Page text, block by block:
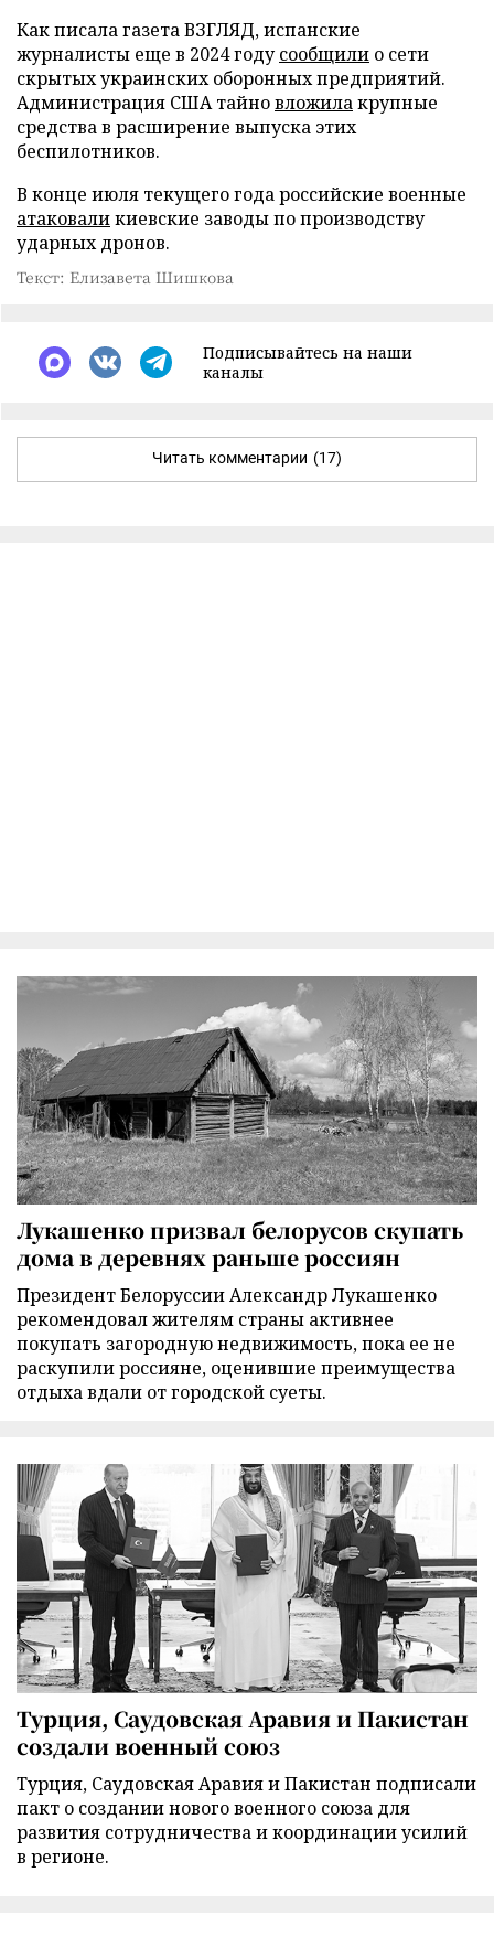
Как писала газета ВЗГЛЯД, испанские
журналисты еще в 2024 годусообщили о сети
скрытых украинских оборонных предприятий.
Администрация США тайновложилакрупные
средства в расширение выпуска этих
беспилотников.
В конце июля текущего года российские военные
атаковаликиевские заводы по производству
ударных дронов.
Текст: Елизавета Шишкова
Подписывайтесь на наши
каналы
Читать комментарии (17)
Лукашенко призвал белорусов скупать
дома в деревнях раньше россиян
Президент Белоруссии Александр Лукашенко
рекомендовал жителям страны активнее
покупать загородную недвижимость, пока ее не
раскупили россияне, оценившие преимущества
отдыха вдали от городской суеты.
Турция, Саудовская Аравия и Пакистан
создали военный союз
Турция, Саудовская Аравия и Пакистан подписали
пакт о создании нового военного союза для
развития сотрудничества и координации усилий
в регионе.